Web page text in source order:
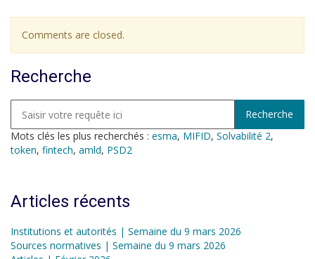
Comments are closed.
Recherche
Mots clés les plus recherchés : esma, MIFID, Solvabilité 2,
token, fintech, amld, PSD2
Articles récents
Institutions et autorités | Semaine du 9 mars 2026
Sources normatives | Semaine du 9 mars 2026